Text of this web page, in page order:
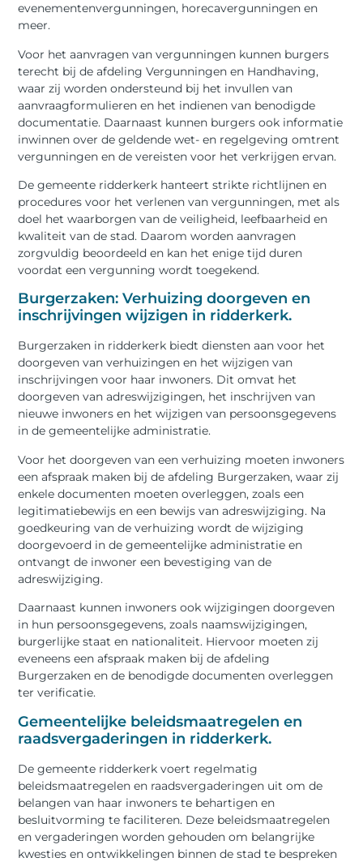
evenementenvergunningen, horecavergunningen en
meer.
Voor het aanvragen van vergunningen kunnen burgers
terecht bij de afdeling Vergunningen en Handhaving,
waar zij worden ondersteund bij het invullen van
aanvraagformulieren en het indienen van benodigde
documentatie. Daarnaast kunnen burgers ook informatie
inwinnen over de geldende wet- en regelgeving omtrent
vergunningen en de vereisten voor het verkrijgen ervan.
De gemeente ridderkerk hanteert strikte richtlijnen en
procedures voor het verlenen van vergunningen, met als
doel het waarborgen van de veiligheid, leefbaarheid en
kwaliteit van de stad. Daarom worden aanvragen
zorgvuldig beoordeeld en kan het enige tijd duren
voordat een vergunning wordt toegekend.
Burgerzaken: Verhuizing doorgeven en
inschrijvingen wijzigen in ridderkerk.
Burgerzaken in ridderkerk biedt diensten aan voor het
doorgeven van verhuizingen en het wijzigen van
inschrijvingen voor haar inwoners. Dit omvat het
doorgeven van adreswijzigingen, het inschrijven van
nieuwe inwoners en het wijzigen van persoonsgegevens
in de gemeentelijke administratie.
Voor het doorgeven van een verhuizing moeten inwoners
een afspraak maken bij de afdeling Burgerzaken, waar zij
enkele documenten moeten overleggen, zoals een
legitimatiebewijs en een bewijs van adreswijziging. Na
goedkeuring van de verhuizing wordt de wijziging
doorgevoerd in de gemeentelijke administratie en
ontvangt de inwoner een bevestiging van de
adreswijziging.
Daarnaast kunnen inwoners ook wijzigingen doorgeven
in hun persoonsgegevens, zoals naamswijzigingen,
burgerlijke staat en nationaliteit. Hiervoor moeten zij
eveneens een afspraak maken bij de afdeling
Burgerzaken en de benodigde documenten overleggen
ter verificatie.
Gemeentelijke beleidsmaatregelen en
raadsvergaderingen in ridderkerk.
De gemeente ridderkerk voert regelmatig
beleidsmaatregelen en raadsvergaderingen uit om de
belangen van haar inwoners te behartigen en
besluitvorming te faciliteren. Deze beleidsmaatregelen
en vergaderingen worden gehouden om belangrijke
kwesties en ontwikkelingen binnen de stad te bespreken